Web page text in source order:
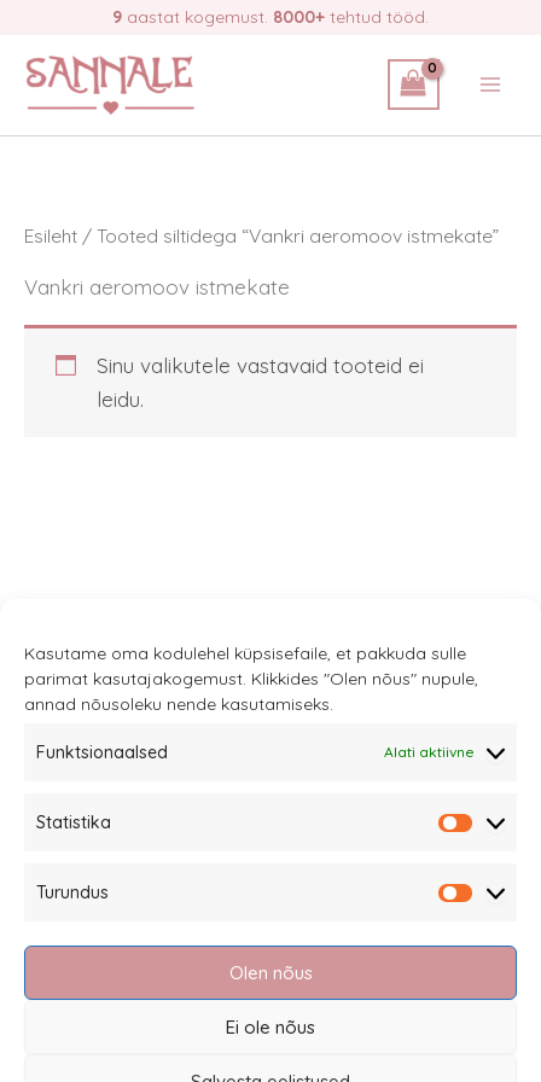
Kasutame oma kodulehel küpsisefaile, et pakkuda sulle
parimat kasutajakogemust. Klikkides "Olen nõus" nupule,
annad nõusoleku nende kasutamiseks.
Funktsionaalsed Alati aktiivne
Statistika
Turundus
Olen nõus
Ei ole nõus
content
9 aastat kogemust. 8000+ tehtud tööd.
Esileht / Tooted siltidega “Vankri aeromoov istmekate”
Vankri aeromoov istmekate
Sinu valikutele vastavaid tooteid ei
leidu.
Müügitingimused
Kauba tagastamine